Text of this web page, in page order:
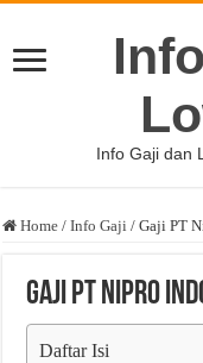
Info Gaji dan
Home / Info Gaji / Gaji PT
Gaji PT Nipro
Daftar Isi